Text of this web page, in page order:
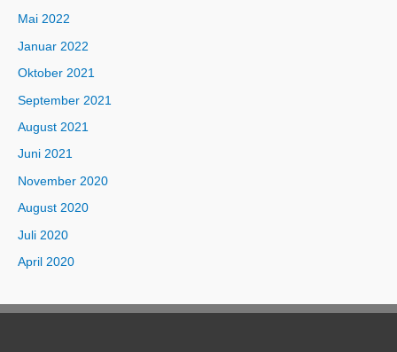
Mai 2022
Januar 2022
Oktober 2021
September 2021
August 2021
Juni 2021
November 2020
August 2020
Juli 2020
April 2020